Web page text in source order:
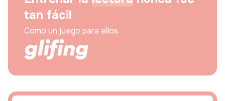
tan fácil
Como un juego para ellos.